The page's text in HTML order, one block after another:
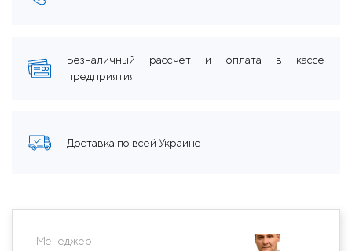
Безналичный рассчет и оплата в кассе
предприятия
Доставка по всей Украине
Менеджер